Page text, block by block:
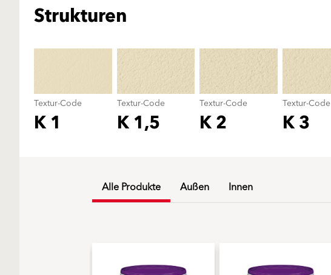
Strukturen
Textur-Code
K 1
Textur-Code
K 1,5
Textur-Code
K 2
Textur-Code
K 3
Alle Produkte Außen Innen